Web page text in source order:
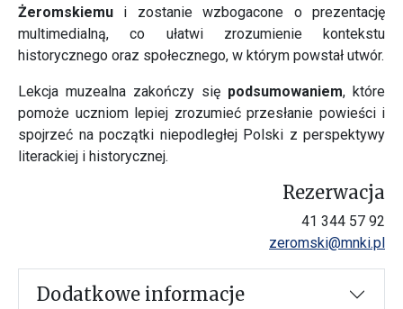
Żeromskiemu i zostanie wzbogacone o prezentację
multimedialną, co ułatwi zrozumienie kontekstu
historycznego oraz społecznego, w którym powstał utwór.
Lekcja muzealna zakończy się podsumowaniem, które
pomoże uczniom lepiej zrozumieć przesłanie powieści i
spojrzeć na początki niepodległej Polski z perspektywy
literackiej i historycznej.
Rezerwacja
41 344 57 92
zeromski@mnki.pl
Dodatkowe informacje